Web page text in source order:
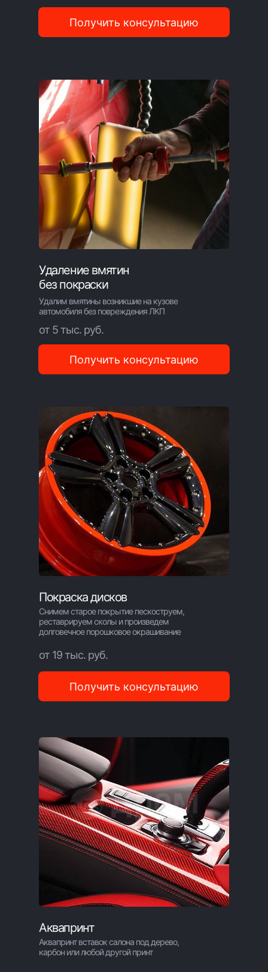
Получить консультацию
Удаление вмятин
без покраски
от 5 тыс. руб.
Получить консультацию
Покраска дисков
Получить консультацию
от 19 тыс. руб.
Снимем старое покрытие пескоструем,
реставрируем сколы и произведем
долговечное порошковое окрашивание
Удалим вмятины возникшие на кузове
автомобиля без повреждения ЛКП
Аквапринт вставок салона под дерево,
карбон или любой другой принт
Аквапринт
мы на связи: